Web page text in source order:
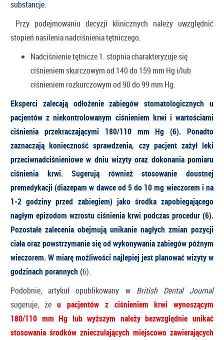
substancje.
Przy podejmowaniu decyzji klinicznych należy uwzględnić
stopień nasilenia nadciśnienia tętniczego.
Nadciśnienie tętnicze 1. stopnia charakteryzuje się
ciśnieniem skurczowym od 140 do 159 mm Hg i/lub
ciśnieniem rozkurczowym od 90 do 99 mm Hg.
Eksperci zalecają odłożenie zabiegów stomatologicznych u
pacjentów z niekontrolowanym ciśnieniem krwi i wartościami
ciśnienia przekraczającymi 180/110 mm Hg (6). Ponadto
zaznaczają konieczność sprawdzenia, czy pacjent zażył leki
przeciwnadciśnieniowe w dniu wizyty oraz dokonania pomiaru
ciśnienia krwi. Sugerują również stosowanie doustnej
premedykacji (diazepam w dawce od 5 do 10 mg wieczorem i na
1-2 godziny przed zabiegiem) jako środka zapobiegającego
nagłym epizodom wzrostu ciśnienia krwi podczas procedur (6).
Pozostałe zalecenia obejmują unikanie nagłych zmian pozycji
ciała oraz powstrzymanie się od wykonywania zabiegów późnym
wieczorem. W miarę możliwości najlepiej jest planować wizyty w
godzinach porannych (6).
Podobnie, artykuł opublikowany w British Dental Journal
sugeruje, żeu pacjentów z ciśnieniem krwi wynoszącym
180/110 mm Hg lub wyższym należy bezwzględnie unikać
stosowania środków znieczulających miejscowo zawierających